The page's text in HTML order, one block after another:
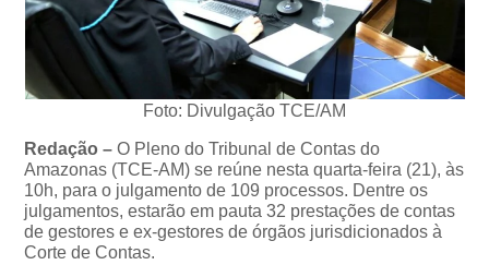
Foto: Divulgação TCE/AM
Redação – O Pleno do Tribunal de Contas do
Amazonas (TCE-AM) se reúne nesta quarta-feira (21), às
10h, para o julgamento de 109 processos. Dentre os
julgamentos, estarão em pauta 32 prestações de contas
de gestores e ex-gestores de órgãos jurisdicionados à
Corte de Contas.